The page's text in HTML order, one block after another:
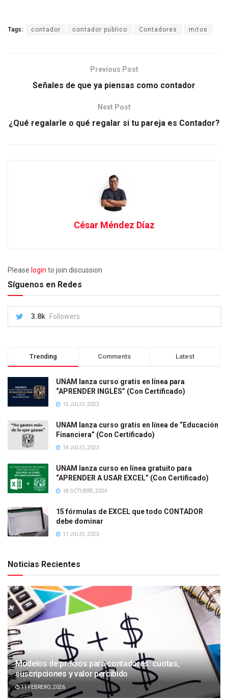
Tags: contador contador publico Contadores mitos
Previous Post
Señales de que ya piensas como contador
Next Post
¿Qué regalarle o qué regalar si tu pareja es Contador?
César Méndez Díaz
Please login to join discussion
Síguenos en Redes
3.8k Followers
Trending Comments Latest
UNAM lanza curso gratis en línea para
“APRENDER INGLÉS” (Con Certificado)
15 JULIO, 2023
UNAM lanza curso gratis en línea de “Educación
Financiera” (Con Certificado)
14 JULIO, 2023
UNAM lanza curso en línea gratuito para
“APRENDER A USAR EXCEL” (Con Certificado)
18 OCTUBRE, 2024
15 fórmulas de EXCEL que todo CONTADOR
debe dominar
11 JULIO, 2023
Noticias Recientes
Modelos de precios para contadores: cuotas,
suscripciones y valor percibido
11 FEBRERO, 2026